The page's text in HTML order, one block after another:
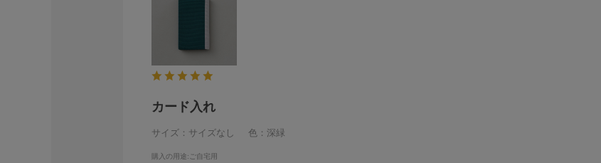
カード入れ
サイズ：サイズなし 色：深緑
購入の用途:ご自宅用